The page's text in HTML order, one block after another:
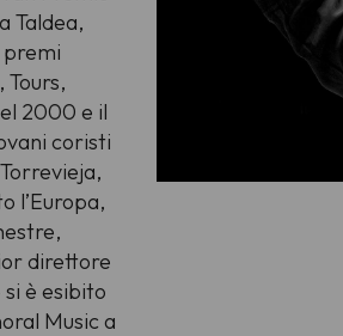
Taldea,
2000 e il
coristi
l’Europa,
direttore
è esibito
Music a